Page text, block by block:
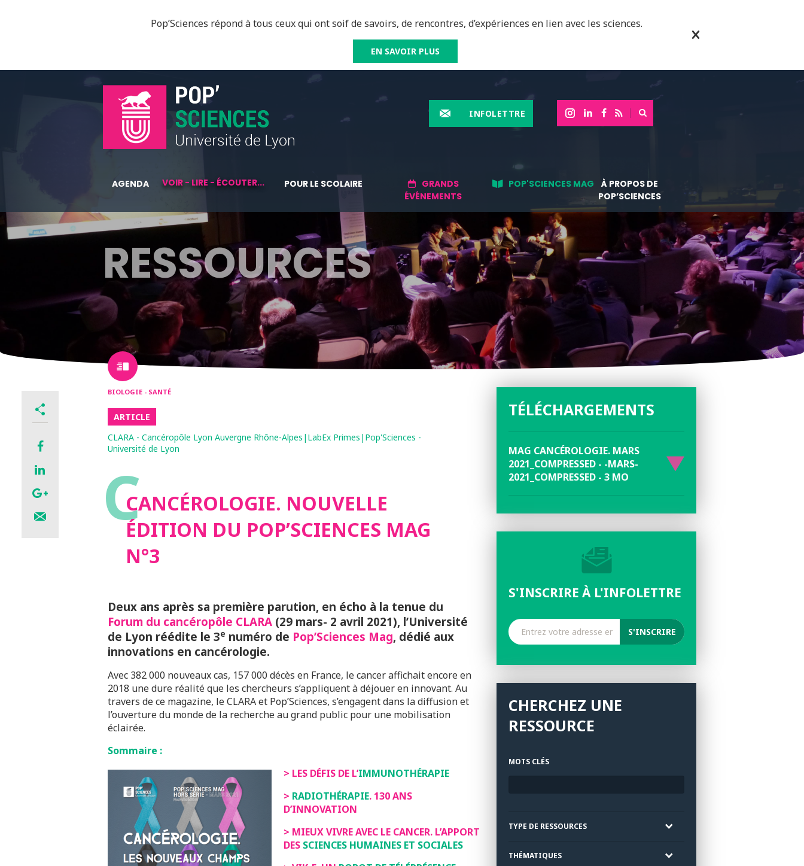
Pop’Sciences répond à tous ceux qui ont soif de savoirs, de rencontres, d’expériences en lien avec les sciences.
EN SAVOIR PLUS
INFOLETTRE
AGENDA VOIR - LIRE - ÉCOUTER... POUR LE SCOLAIRE
GRANDS
ÉVÉNEMENTS
POP'SCIENCES MAG
À PROPOS DE
POP’SCIENCES
RESSOURCES
BIOLOGIE - SANTÉ
ARTICLE
CLARA - Cancéropôle Lyon Auvergne Rhône-Alpes|LabEx Primes|Pop'Sciences -
Université de Lyon
CCANCÉROLOGIE. NOUVELLE
ÉDITION DU POP’SCIENCES MAG
N°3
Deux ans après sa première parution, en écho à la tenue du
Forum du cancéropôle CLARA (29 mars- 2 avril 2021), l’Université
de Lyon réédite le 3e numéro de Pop’Sciences Mag, dédié aux
innovations en cancérologie.
Avec 382 000 nouveaux cas, 157 000 décès en France, le cancer affichait encore en
2018 une dure réalité que les chercheurs s’appliquent à déjouer en innovant. Au
travers de ce magazine, le CLARA et Pop’Sciences, s’engagent dans la diffusion et
l’ouverture du monde de la recherche au grand public pour une mobilisation
éclairée.
Sommaire :
> LES DÉFIS DE L’IMMUNOTHÉRAPIE
> RADIOTHÉRAPIE. 130 ANS
D’INNOVATION
> MIEUX VIVRE AVEC LE CANCER. L’APPORT
DES SCIENCES HUMAINES ET SOCIALES
TÉLÉCHARGEMENTS
MAG CANCÉROLOGIE. MARS
2021_COMPRESSED - -MARS-
2021_COMPRESSED - 3 MO
S'INSCRIRE À L'INFOLETTRE
CHERCHEZ UNE
RESSOURCE
MOTS CLÉS
TYPE DE RESSOURCES
THÉMATIQUES